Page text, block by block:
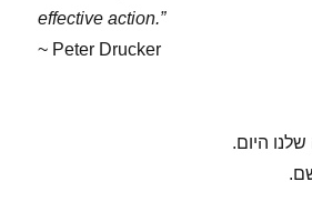
effective action.”
~ Peter Drucker
היום.